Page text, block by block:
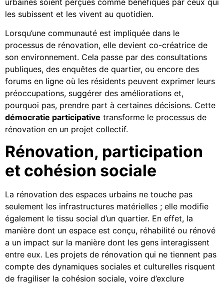
les subissent et les vivent au quotidien.
Lorsqu’une communauté est impliquée dans le
processus de rénovation, elle devient co-créatrice de
son environnement. Cela passe par des consultations
publiques, des enquêtes de quartier, ou encore des
forums en ligne où les résidents peuvent exprimer leurs
préoccupations, suggérer des améliorations et,
pourquoi pas, prendre part à certaines décisions. Cette
démocratie participative transforme le processus de
rénovation en un projet collectif.
Rénovation, participation
et cohésion sociale
La rénovation des espaces urbains ne touche pas
seulement les infrastructures matérielles ; elle modifie
également le tissu social d’un quartier. En effet, la
manière dont un espace est conçu, réhabilité ou rénové
a un impact sur la manière dont les gens interagissent
entre eux. Les projets de rénovation qui ne tiennent pas
compte des dynamiques sociales et culturelles risquent
de fragiliser la cohésion sociale, voire d’exclure